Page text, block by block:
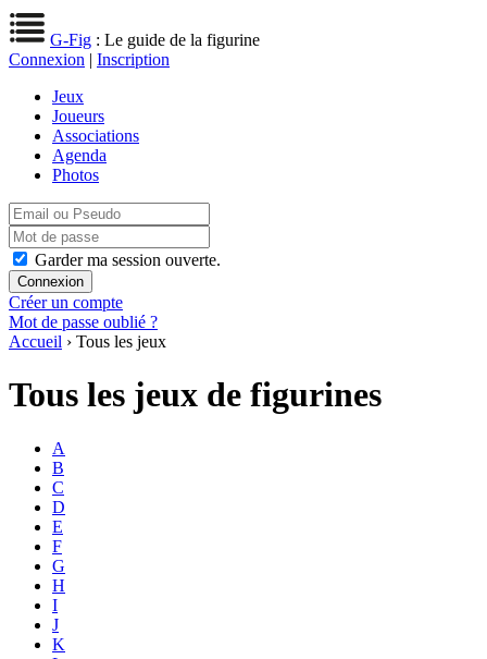
G-Fig : Le guide de la figurine
Connexion | Inscription
Jeux
Joueurs
Associations
Agenda
Photos
Garder ma session ouverte.
Créer un compte
Mot de passe oublié ?
Accueil › Tous les jeux
Tous les jeux de figurines
A
B
C
D
E
F
G
H
I
J
K